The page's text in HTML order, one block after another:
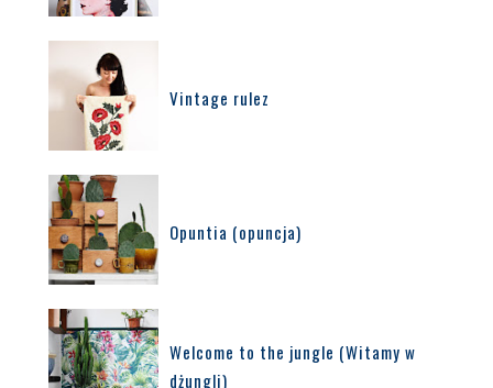
Vintage rulez
Opuntia (opuncja)
Welcome to the jungle (Witamy w
dżungli)